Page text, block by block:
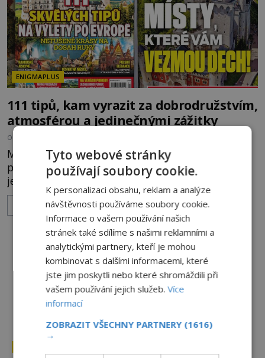
ENIGMAPLUS
111 tipů, kam vyrazit za dobrodružstvím,
atmosférou a jedinečnými zážitky
OD
Malebné ulice, které lákají k toulkám, světla
podvečerních měst i úžasné ticho hor. Evropa má
jedinečné kouzlo v každém období. Nové číslo
Světa na dlani Speciál vás zve na cestu plnou
inspirace, dobrodružství i romantiky. Přinášíme
vám 111 skvělých tipů, kam vyrazit. Objevte krásu
Evropy v celé její podobě. Města s
neopakovatelnou atmosférou Vydejte se s námi na
prohlídku měst, která patří k
ZOBRAZIT VÍCE
Tyto webové stránky
používají soubory cookie.
K personalizaci obsahu, reklam a analýze
návštěvnosti používáme soubory cookie.
Informace o vašem používání našich
stránek také sdílíme s našimi reklamními a
analytickými partnery, kteří je mohou
kombinovat s dalšími informacemi, které
jste jim poskytli nebo které shromáždili při
vašem používání jejich služeb.Více
informací
ZOBRAZIT VŠECHNY PARTNERY (1616)
→